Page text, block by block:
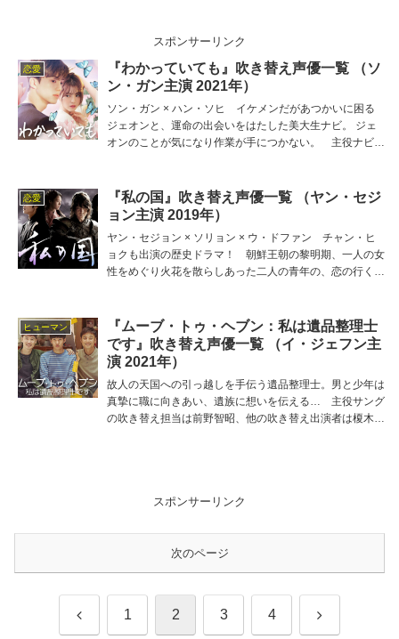
スポンサーリンク
恋愛
『わかっていても』吹き替え声優一覧 （ソ
ン・ガン主演 2021年）
ソン・ガン × ハン・ソヒ イケメンだがあつかいに困る
ジェオンと、運命の出会いをはたした美大生ナビ。 ジェ
オンのことが気になり作業が手につかない。 主役ナビの
恋愛
『私の国』吹き替え声優一覧 （ヤン・セジ
ョン主演 2019年）
ヤン・セジョン × ソリョン × ウ・ドファン チャン・ヒ
ョクも出演の歴史ドラマ！ 朝鮮王朝の黎明期、一人の女
性をめぐり火花を散らしあった二人の青年の、恋の行く末
三森すずこ、土田大、高橋良輔など。
ヒューマン
『ムーブ・トゥ・ヘブン：私は遺品整理士
です』吹き替え声優一覧 （イ・ジェフン主
演 2021年）
故人の天国への引っ越しを手伝う遺品整理士。男と少年は
真摯に職に向きあい、遺族に想いを伝える… 主役サング
の吹き替え担当は前野智昭、他の吹き替え出演者は榎木淳
スポンサーリンク
次のページ
前 1 2 3 4 次